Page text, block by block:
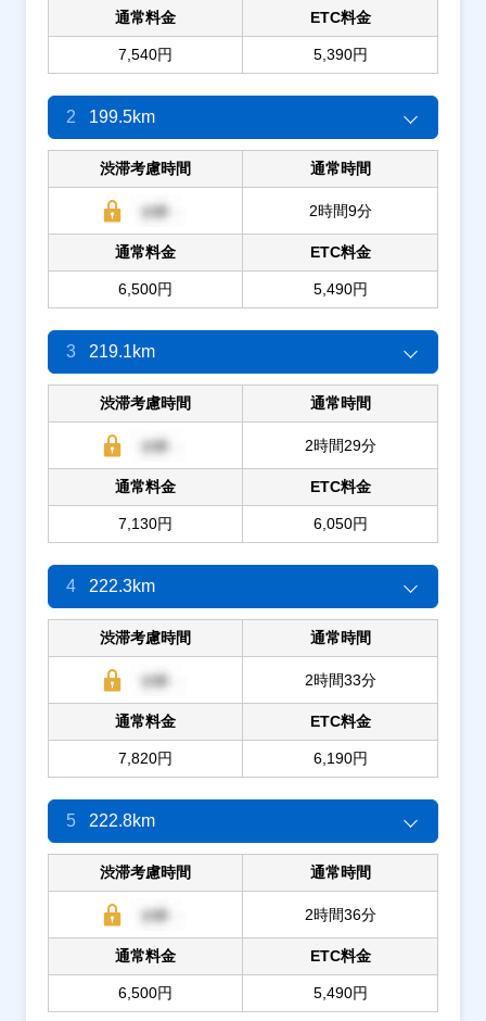
通常料金
7,540円
ETC料金
5,390円
2 199.5km
渋滞考慮時間 通常時間
2時間9分
通常料金
6,500円
ETC料金
5,490円
3 219.1km
渋滞考慮時間 通常時間
2時間29分
通常料金
7,130円
ETC料金
6,050円
4 222.3km
渋滞考慮時間 通常時間
2時間33分
通常料金
7,820円
ETC料金
6,190円
5 222.8km
渋滞考慮時間 通常時間
2時間36分
通常料金
6,500円
ETC料金
5,490円